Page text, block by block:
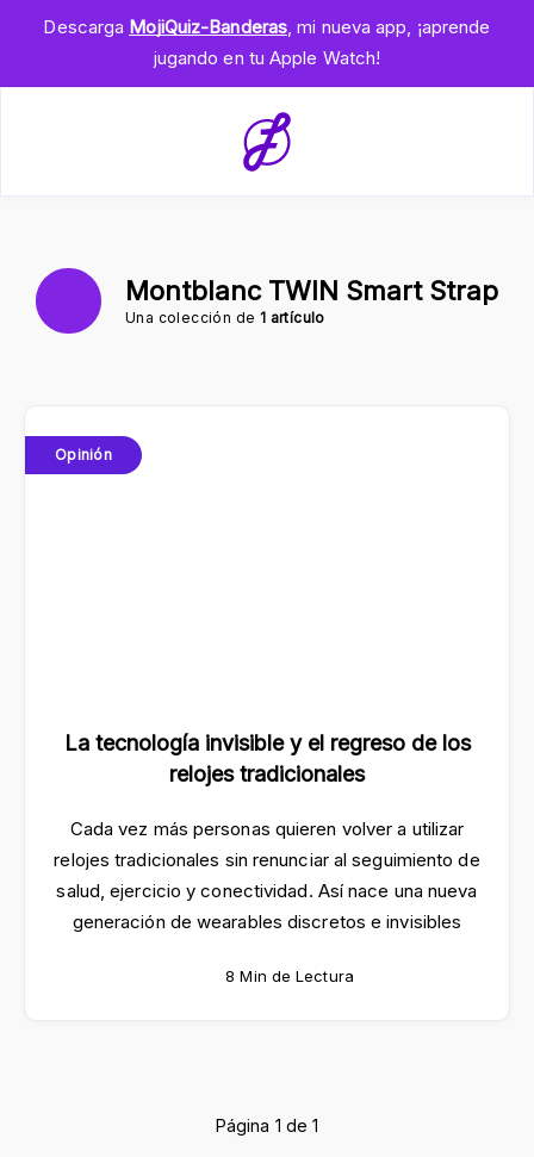
Descarga MojiQuiz-Banderas, mi nueva app, ¡aprende
jugando en tu Apple Watch!
Montblanc TWIN Smart Strap
Una colección de 1 artículo
Opinión
La tecnología invisible y el regreso de los
relojes tradicionales
Cada vez más personas quieren volver a utilizar
relojes tradicionales sin renunciar al seguimiento de
salud, ejercicio y conectividad. Así nace una nueva
generación de wearables discretos e invisibles
8 Min de Lectura
Página 1 de 1